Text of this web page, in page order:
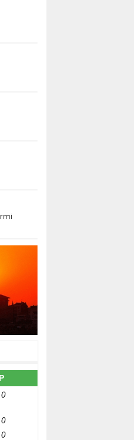
P
0
0
0